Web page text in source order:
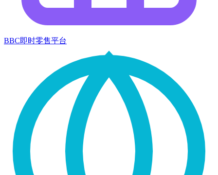
BBC即时零售平台